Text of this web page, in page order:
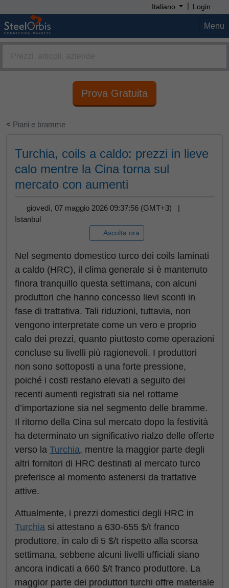
Italiano | Login
Menu
Prova Gratuita
< Piani e bramme
Turchia, coils a caldo: prezzi in lieve
calo mentre la Cina torna sul
mercato con aumenti
giovedì, 07 maggio 2026 09:37:56 (GMT+3) |
Istanbul
Ascolta ora
Nel segmento domestico turco dei coils laminati
a caldo (HRC), il clima generale si è mantenuto
finora tranquillo questa settimana, con alcuni
produttori che hanno concesso lievi sconti in
fase di trattativa. Tali riduzioni, tuttavia, non
vengono interpretate come un vero e proprio
calo dei prezzi, quanto piuttosto come operazioni
concluse su livelli più ragionevoli. I produttori
non sono sottoposti a una forte pressione,
poiché i costi restano elevati a seguito dei
recenti aumenti registrati sia nel rottame
d’importazione sia nel segmento delle bramme.
Il ritorno della Cina sul mercato dopo la festività
ha determinato un significativo rialzo delle offerte
verso la Turchia, mentre la maggior parte degli
altri fornitori di HRC destinati al mercato turco
preferisce al momento astenersi da trattative
attive.
Attualmente, i prezzi domestici degli HRC in
Turchia si attestano a 630-655 $/t franco
produttore, in calo di 5 $/t rispetto alla scorsa
settimana, sebbene alcuni livelli ufficiali siano
ancora indicati a 660 $/t franco produttore. La
maggior parte dei produttori turchi offre materiale